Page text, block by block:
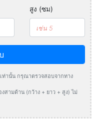
สูง (ซม)
ท่านั้น กรุณาตรวจสอบจากทาง
สามด้าน (กว้าง + ยาว + สูง) ไม่